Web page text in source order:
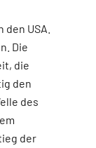
USA.
Die
die
den
des
der